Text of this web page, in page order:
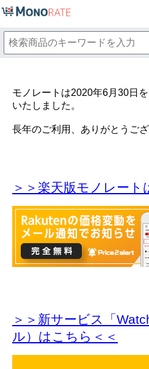
モノレートは2020年6月30日
いたしました。
長年のご利用、ありがとうござ
＞＞楽天版モノレート
＞＞新サービス「
ル）はこちら＜＜